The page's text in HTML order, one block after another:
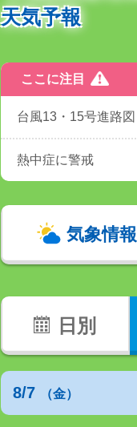
天気予報
ここに注目
台風13・15号進路図
熱中症に警戒
気象情報
日別
8/7 （金）